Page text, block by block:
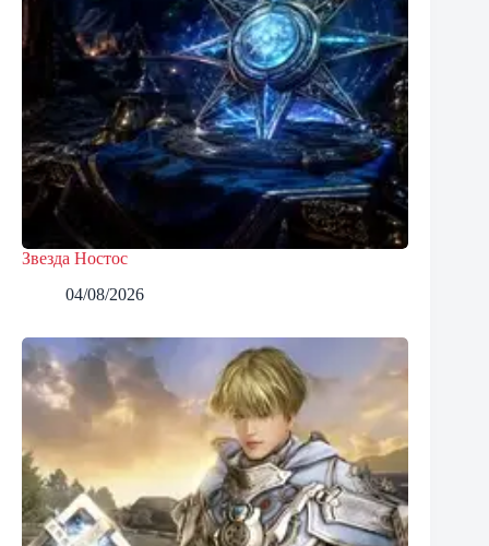
Звезда Ностос
04/08/2026